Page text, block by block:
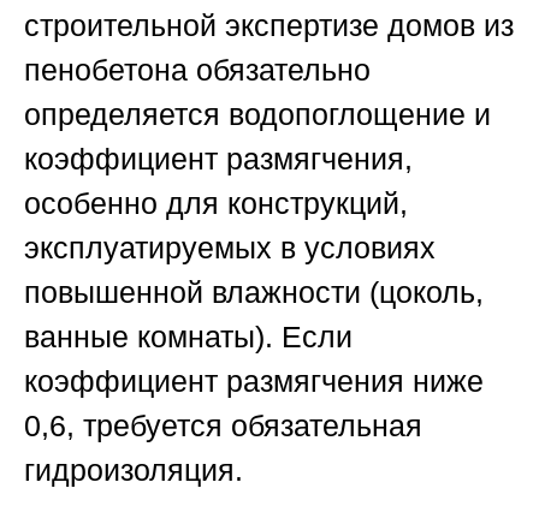
строительной экспертизе домов из
пенобетона обязательно
определяется водопоглощение и
коэффициент размягчения,
особенно для конструкций,
эксплуатируемых в условиях
повышенной влажности (цоколь,
ванные комнаты). Если
коэффициент размягчения ниже
0,6, требуется обязательная
гидроизоляция.